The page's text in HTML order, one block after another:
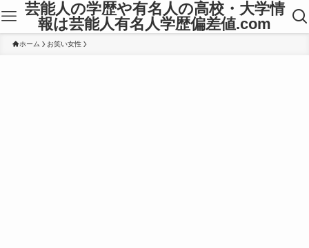
芸能人の学歴や有名人の高校・大学情
報は芸能人有名人学歴偏差値.com
ホーム お笑い女性